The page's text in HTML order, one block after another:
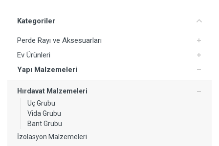
Kategoriler
Perde Rayı ve Aksesuarları
Ev Ürünleri
Yapı Malzemeleri
Hırdavat Malzemeleri
Uç Grubu
Vida Grubu
Bant Grubu
İzolasyon Malzemeleri